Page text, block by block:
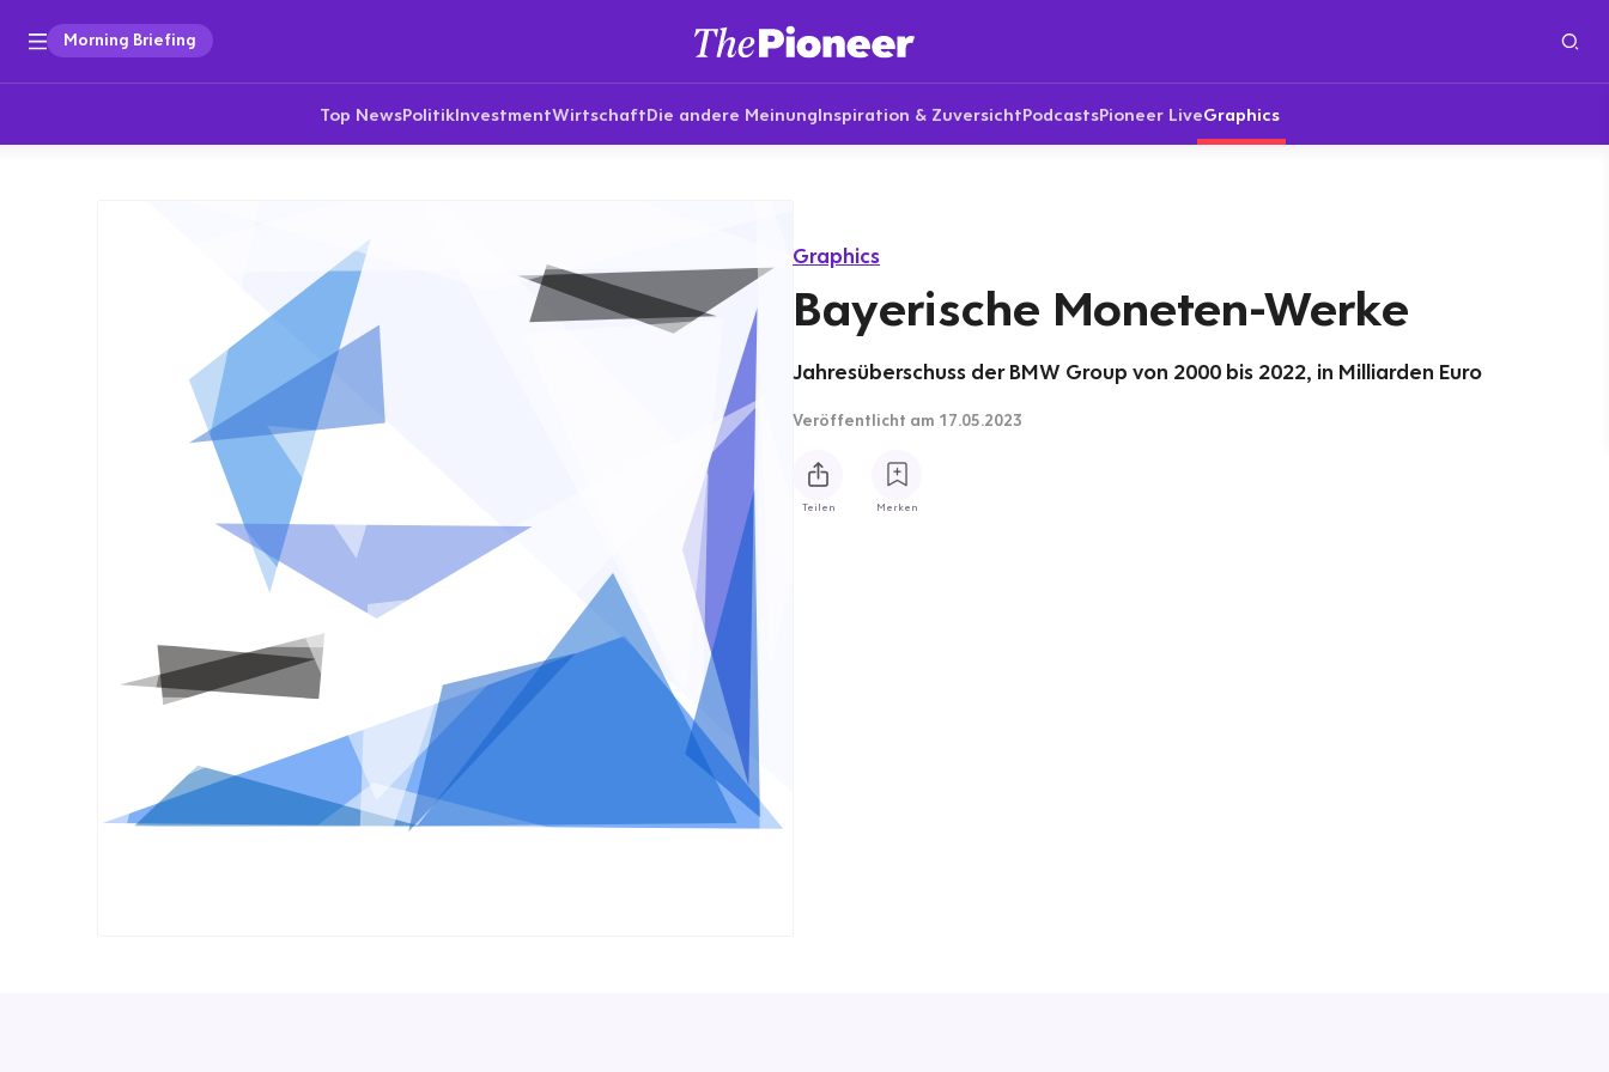
Morning Briefing
Top NewsPolitikInvestmentWirtschaftDie andere MeinungInspiration & ZuversichtPodcastsPioneer LiveGraphics
Graphics
Bayerische Moneten-Werke
Jahresüberschuss der BMW Group von 2000 bis 2022, in Milliarden Euro
Veröffentlicht am 17.05.2023
Teilen Merken